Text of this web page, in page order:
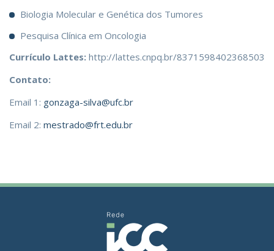
Biologia Molecular e Genética dos Tumores
Pesquisa Clínica em Oncologia
Currículo Lattes: http://lattes.cnpq.br/8371598402368503
Contato:
Email 1: gonzaga-silva@ufc.br
Email 2: mestrado@frt.edu.br